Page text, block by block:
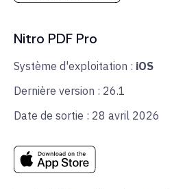
Nitro PDF Pro
Système d'exploitation : iOS
Dernière version : 26.1
Date de sortie : 28 avril 2026